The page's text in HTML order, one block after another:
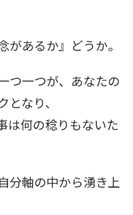
あるか』どうか。
つ一つが、あなたの
なり、
は何の稔りもないた
分軸の中から湧き上